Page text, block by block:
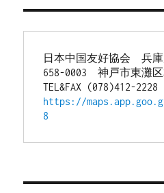
日本中国友好協会　兵
658-0003　神戸市東灘
TEL&FAX (078)412-2228
https://maps.app.goo.gl/
8